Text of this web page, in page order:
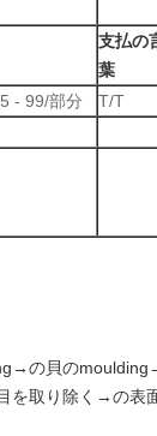
支払の
葉
- 99/部分
T/T
の貝の
取り除く→の表